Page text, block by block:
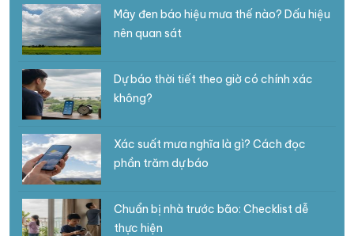
Mây đen báo hiệu mưa thế nào? Dấu hiệu
nên quan sát
Dự báo thời tiết theo giờ có chính xác
không?
Xác suất mưa nghĩa là gì? Cách đọc
phần trăm dự báo
Chuẩn bị nhà trước bão: Checklist dễ
thực hiện